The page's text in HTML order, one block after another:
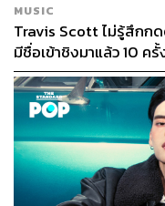
MUSIC
Travis Scott ไม่รู้สึกก
มีชื่อเข้าชิงมาแล้ว 10 ครั้